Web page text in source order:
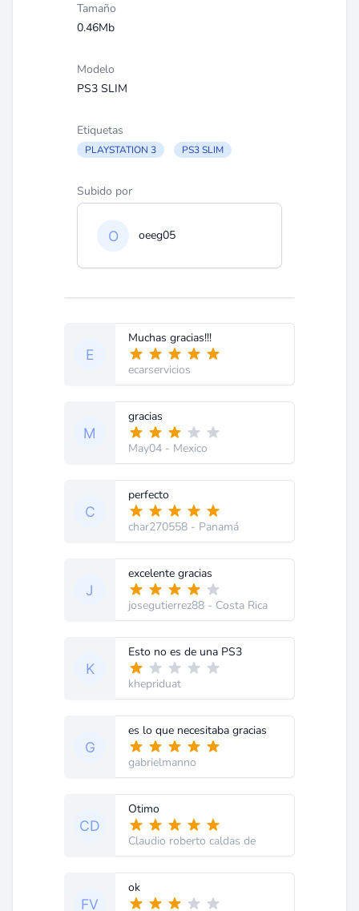
Tamaño
0.46Mb
Modelo
PS3 SLIM
Etiquetas
PLAYSTATION 3 PS3 SLIM
Subido por
oeeg05
Muchas gracias!!!
ecarservicios
gracias
May04 - Mexico
perfecto
char270558 - Panamá
excelente gracias
josegutierrez88 - Costa Rica
Esto no es de una PS3
khepriduat
es lo que necesitaba gracias
gabrielmanno
Otimo
Claudio roberto caldas de
ok